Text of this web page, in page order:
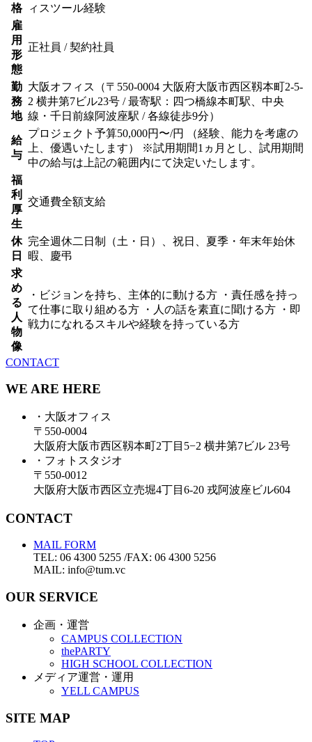
格
ィスツール経験
雇
用
形
態
正社員 / 契約社員
勤
務
地
大阪オフィス（〒550-0004 大阪府大阪市西区靱本町2-5-
2 横井第7ビル23号 / 最寄駅：四つ橋線本町駅、中央
線・千日前線阿波座駅 / 各線徒歩9分）
給
与
プロジェクト予算50,000円〜/円 （経験、能力を考慮の
上、優遇いたします） ※試用期間1ヵ月とし、試用期間
中の給与は上記の範囲内にて決定いたします。
福
利
厚
生
交通費全額支給
休
日
完全週休二日制（土・日）、祝日、夏季・年末年始休
暇、慶弔
求
め
る
人
物
像
・ビジョンを持ち、主体的に動ける方 ・責任感を持っ
て仕事に取り組める方 ・人の話を素直に聞ける方 ・即
戦力になれるスキルや経験を持っている方
CONTACT
WE ARE HERE
・大阪オフィス
〒550-0004
大阪府大阪市西区靱本町2丁目5−2 横井第7ビル 23号
・フォトスタジオ
〒550-0012
大阪府大阪市西区立売堀4丁目6-20 戎阿波座ビル604
CONTACT
MAIL FORM
TEL: 06 4300 5255 /FAX: 06 4300 5256
MAIL: info@tum.vc
OUR SERVICE
企画・運営
CAMPUS COLLECTION
thePARTY
HIGH SCHOOL COLLECTION
メディア運営・運用
YELL CAMPUS
SITE MAP